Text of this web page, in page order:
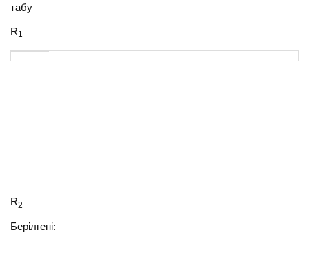
табу
R1
R2
Берілгені: